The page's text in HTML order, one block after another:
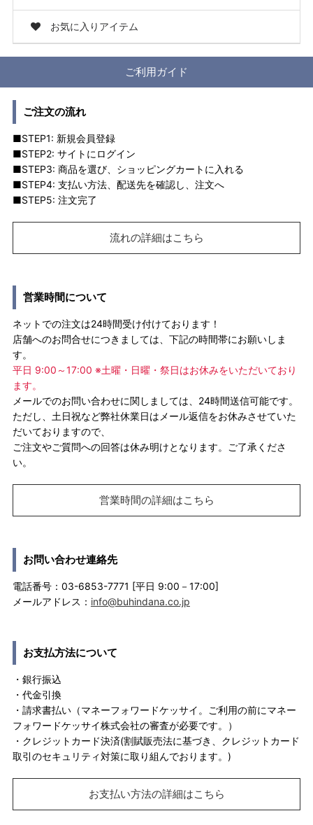
お気に入りアイテム
ご利用ガイド
ご注文の流れ
■STEP1: 新規会員登録
■STEP2: サイトにログイン
■STEP3: 商品を選び、ショッピングカートに入れる
■STEP4: 支払い方法、配送先を確認し、注文へ
■STEP5: 注文完了
流れの詳細はこちら
営業時間について
ネットでの注文は24時間受け付けております！
店舗へのお問合せにつきましては、下記の時間帯にお願いしま
す。
平日 9:00～17:00 ※土曜・日曜・祭日はお休みをいただいており
ます。
メールでのお問い合わせに関しましては、24時間送信可能です。
ただし、土日祝など弊社休業日はメール返信をお休みさせていた
だいておりますので、
ご注文やご質問への回答は休み明けとなります。ご了承くださ
い。
営業時間の詳細はこちら
お問い合わせ連絡先
電話番号：03-6853-7771 [平日 9:00－17:00]
メールアドレス： info@buhindana.co.jp
お支払方法について
・銀行振込
・代金引換
・請求書払い（マネーフォワードケッサイ。ご利用の前にマネー
フォワードケッサイ株式会社の審査が必要です。）
・クレジットカード決済(割賦販売法に基づき、クレジットカード
取引のセキュリティ対策に取り組んでおります。)
お支払い方法の詳細はこちら